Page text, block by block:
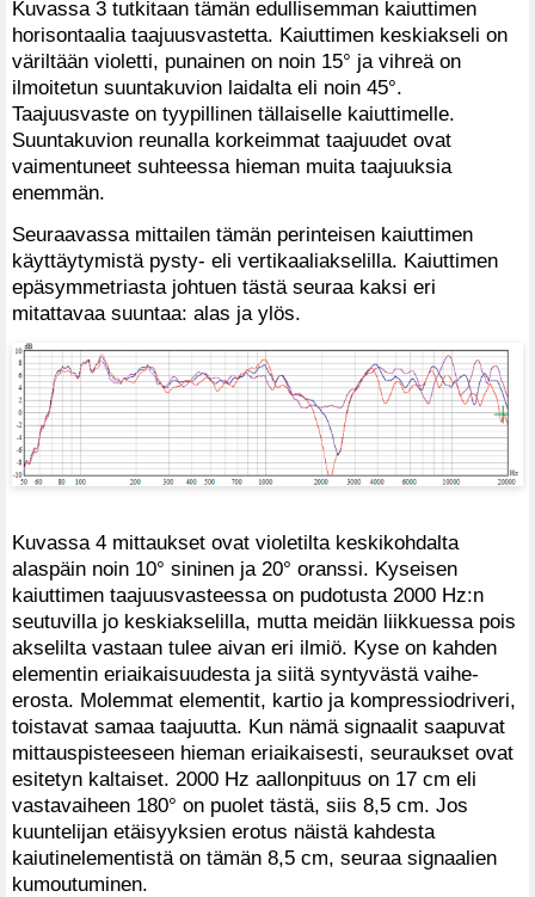
Kuvassa 3 tutkitaan tämän edullisemman kaiuttimen
horisontaalia taajuusvastetta. Kaiuttimen keskiakseli on
väriltään violetti, punainen on noin 15° ja vihreä on
ilmoitetun suuntakuvion laidalta eli noin 45°.
Taajuusvaste on tyypillinen tällaiselle kaiuttimelle.
Suuntakuvion reunalla korkeimmat taajuudet ovat
vaimentuneet suhteessa hieman muita taajuuksia
enemmän.
Seuraavassa mittailen tämän perinteisen kaiuttimen
käyttäytymistä pysty- eli vertikaaliakselilla. Kaiuttimen
epäsymmetriasta johtuen tästä seuraa kaksi eri
mitattavaa suuntaa: alas ja ylös.
Kuvassa 4 mittaukset ovat violetilta keskikohdalta
alaspäin noin 10° sininen ja 20° oranssi. Kyseisen
kaiuttimen taajuusvasteessa on pudotusta 2000 Hz:n
seutuvilla jo keskiakselilla, mutta meidän liikkuessa pois
akselilta vastaan tulee aivan eri ilmiö. Kyse on kahden
elementin eriaikaisuudesta ja siitä syntyvästä vaihe-
erosta. Molemmat elementit, kartio ja kompressiodriveri,
toistavat samaa taajuutta. Kun nämä signaalit saapuvat
mittauspisteeseen hieman eriaikaisesti, seuraukset ovat
esitetyn kaltaiset. 2000 Hz aallonpituus on 17 cm eli
vastavaiheen 180° on puolet tästä, siis 8,5 cm. Jos
kuuntelijan etäisyyksien erotus näistä kahdesta
kaiutinelementistä on tämän 8,5 cm, seuraa signaalien
kumoutuminen.